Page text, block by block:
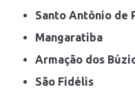
Santo Antônio de
Mangaratiba
Armação dos
São Fidélis